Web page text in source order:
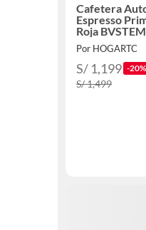
Cafetera
Espresso
Roja
Por HOGARTC
S/ 1,199 -20%
S/ 1,499